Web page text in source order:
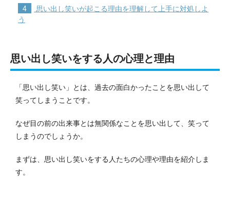
4
思い出し笑いが起こる理由を理解して上手に対処しよ
う
思い出し笑いをする人の心理と理由
「思い出し笑い」とは、過去の面白かったことを思い出して
笑ってしまうことです。
なぜ目の前の出来事とは無関係なことを思い出して、笑って
しまうのでしょうか。
まずは、思い出し笑いをする人たちの心理や理由を紹介しま
す。